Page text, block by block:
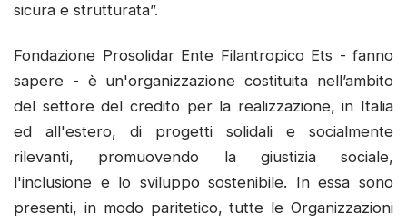
sicura e strutturata”.
Fondazione Prosolidar Ente Filantropico Ets - fanno
sapere - è un'organizzazione costituita nell’ambito
del settore del credito per la realizzazione, in Italia
ed all'estero, di progetti solidali e socialmente
rilevanti, promuovendo la giustizia sociale,
l'inclusione e lo sviluppo sostenibile. In essa sono
presenti, in modo paritetico, tutte le Organizzazioni